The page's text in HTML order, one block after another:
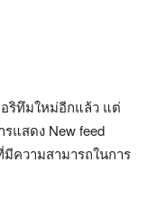
ริทึมใหม่อีกแล้ว แต่
แสดง New feed
ความสามารถในการ